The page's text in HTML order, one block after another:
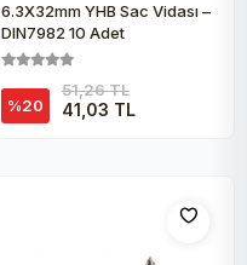
6.3X32mm YHB Sac Vidası –
DIN7982 10 Adet
%20
51,26 TL
41,03 TL